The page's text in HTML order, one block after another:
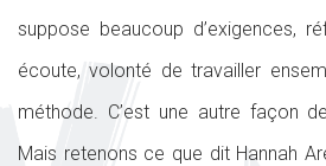
suppose beaucoup d’exigences,
écoute, volonté de travailler
méthode. C’est une autre façon
Mais retenons ce que dit Hannah